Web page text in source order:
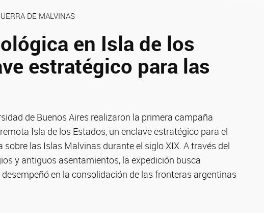
DE MALVINAS
en Isla de los
estratégico para las
de Buenos Aires realizaron la primera campaña
Isla de los Estados, un enclave estratégico para el
las Islas Malvinas durante el siglo XIX. A través del
y antiguos asentamientos, la expedición busca
en la consolidación de las fronteras argentinas